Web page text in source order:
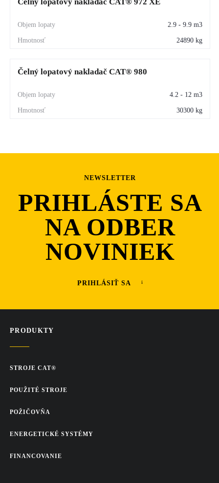
2.9 - 9.9 m3
24890 kg
Čelný lopatový nakladač CAT® 980
4.2 - 12 m3
30300 kg
NEWSLETTER
PRIHLÁSTE SA
NA ODBER
NOVINIEK
PRIHLÁSIŤ SA
PRODUKTY
STROJE CAT®
POUŽITÉ STROJE
POŽIČOVŇA
ENERGETICKÉ SYSTÉMY
FINANCOVANIE